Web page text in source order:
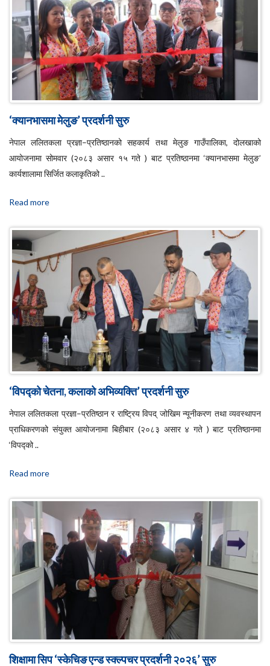
‘क्यानभासमा मेलुङ’ प्रदर्शनी सुरु
नेपाल ललितकला प्रज्ञा–प्रतिष्ठानको सहकार्य तथा मेलुङ गाउँपालिका, दोलखाको
आयोजनामा सोमवार (२०८३ असार १५ गते ) बाट प्रतिष्ठानमा ‘क्यानभासमा मेलुङ’
कार्यशालामा सिर्जित कलाकृतिको ..
Read more
‘विपद्को चेतना, कलाको अभिव्यक्ति’ प्रदर्शनी सुरु
नेपाल ललितकला प्रज्ञा–प्रतिष्ठान र राष्ट्रिय विपद् जोखिम न्यूनीकरण तथा व्यवस्थापन
प्राधिकरणको संयुक्त आयोजनामा बिहीबार (२०८३ असार ४ गते ) बाट प्रतिष्ठानमा
‘विपद्को ..
Read more
शिक्षामा सिप ‘स्केचिङ एन्ड स्क्ल्पचर प्रदर्शनी २०२६’ सुरु